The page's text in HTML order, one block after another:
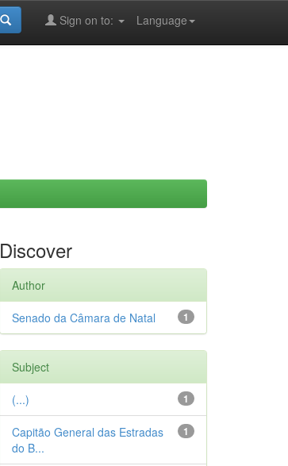
Language
Sign on to:
Discover
Author
1
Senado da Câmara de Natal
Subject
1
(...)
1
Capitão General das Estradas
do B...